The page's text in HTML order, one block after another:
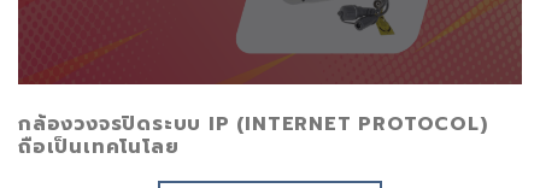
กล้องวงจรปิดระบบ IP (INTERNET PROTOCOL)
ถือเป็นเทคโนโลย